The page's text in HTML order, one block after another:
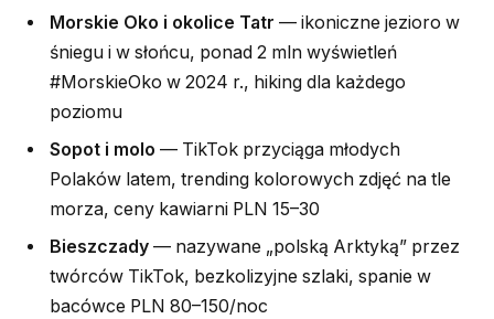
Morskie Oko i okolice Tatr — ikoniczne jezioro w
śniegu i w słońcu, ponad 2 mln wyświetleń
#MorskieOko w 2024 r., hiking dla każdego
poziomu
Sopot i molo — TikTok przyciąga młodych
Polaków latem, trending kolorowych zdjęć na tle
morza, ceny kawiarni PLN 15–30
Bieszczady — nazywane „polską Arktyką” przez
twórców TikTok, bezkolizyjne szlaki, spanie w
bacówce PLN 80–150/noc